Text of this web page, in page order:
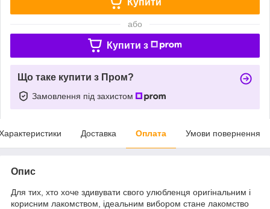
або
Купити з
Що таке купити з Пром?
Замовлення під захистом
Доставка Оплата Умови повернення
Опис
Для тих, хто хоче здивувати свого улюбленця оригінальним і
корисним лакомством, ідеальним вибором стане лакомство